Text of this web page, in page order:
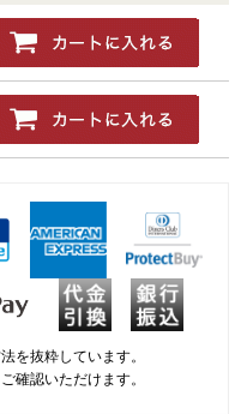
を抜粋しています。
確認いただけます。